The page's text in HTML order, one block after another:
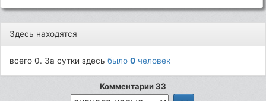
Здесь находятся
всего 0. За сутки здесьбыло0 человек
Комментарии 33